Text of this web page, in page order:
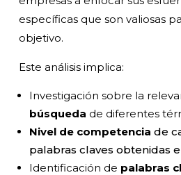
específicas que son valiosas
objetivo.
Este análisis implica:
Investigación sobre la
búsqueda de diferentes
Nivel de competencia de
palabras claves obtenidas
Identificación de palabras